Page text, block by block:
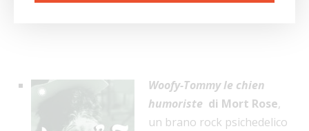
Woofy-Tommy le chien
humoriste di Mort Rose,
un brano rock psichedelico